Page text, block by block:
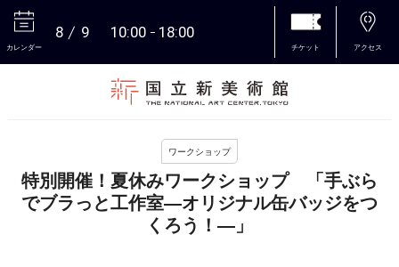
カレンダー
8 9 10:00 18:00
チケット アクセス
ワークショップ
特別開催！夏休みワークショップ 「手ぶら
でブラっと工作室―オリジナル缶バッジをつ
くろう！―」